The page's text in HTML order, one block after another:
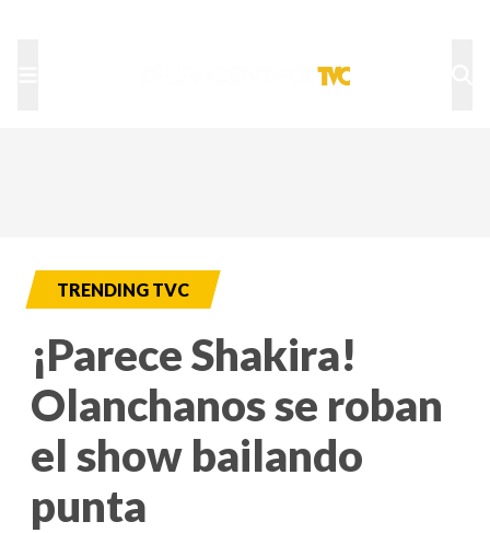
TRENDING TVC
¡Parece Shakira!
Olanchanos se roban
el show bailando
punta